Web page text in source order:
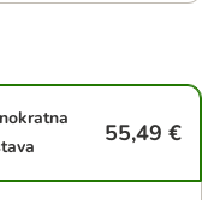
55,49 €